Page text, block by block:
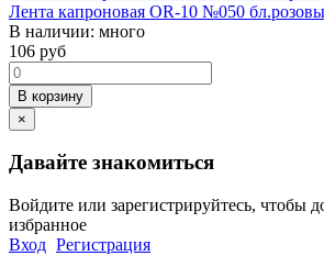
Лента капроновая OR-10 №050
В наличии: много
106 руб
В корзину
×
Давайте знакомиться
Войдите или зарегистрируйтесь, чтобы
избранное
Вход Регистрация